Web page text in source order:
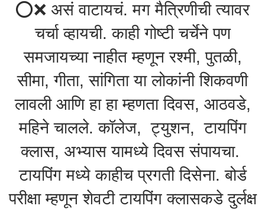
⭕️❌️ असं वाटायचं. मग मैत्रिणीची त्यावर
चर्चा व्हायची. काही गोष्टी चर्चेने पण
समजायच्या नाहीत म्हणून रश्मी, पुतळी,
सीमा, गीता, सांगिता या लोकांनी शिकवणी
लावली आणि हा हा म्हणता दिवस, आठवडे,
महिने चालले. कॉलेज, ट्युशन, टायपिंग
क्लास, अभ्यास यामध्ये दिवस संपायचा.
टायपिंग मध्ये काहीच प्रगती दिसेना. बोर्ड
परीक्षा म्हणून शेवटी टायपिंग क्लासकडे दुर्लक्ष